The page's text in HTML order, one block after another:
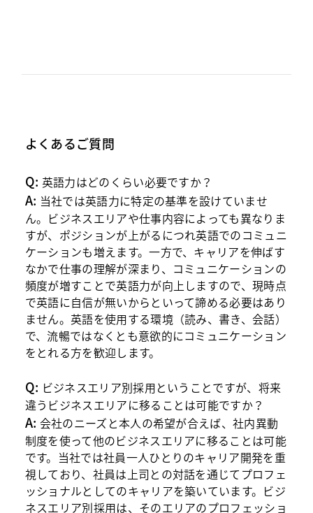
よくあるご質問
Q: 英語力はどのくらい必要ですか？
A: 当社では英語力に特定の基準を設けていませ
ん。ビジネスエリアや仕事内容によっても異なりま
すが、ポジションが上がるにつれ英語でのコミュニ
ケーションも増えます。一方で、キャリアを伸ばす
なかで仕事の理解が深まり、コミュニケーションの
頻度が増すことで英語力が向上しますので、現時点
で英語に自信が無いからといって諦める必要はあり
ません。英語を使用する環境（読み、書き、会話）
で、流暢ではなくとも意欲的にコミュニケーション
をとれる方を歓迎します。
Q: ビジネスエリア別採用ということですが、将来
違うビジネスエリアに移ることは可能ですか？
A: 会社のニーズと本人の希望が合えば、社内異動
制度を使って他のビジネスエリアに移ることは可能
です。当社では社員一人ひとりのキャリア開発を重
視しており、社員は上司との対話を通じてプロフェ
ッショナルとしてのキャリアを築いています。ビジ
ネスエリア別採用は、そのエリアのプロフェッショ